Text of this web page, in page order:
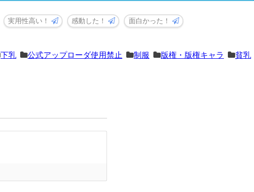
実用性高い！ 感動した！ 面白かった！
下乳 公式アップローダ使用禁止 制服 版権・版権キャラ 貧乳